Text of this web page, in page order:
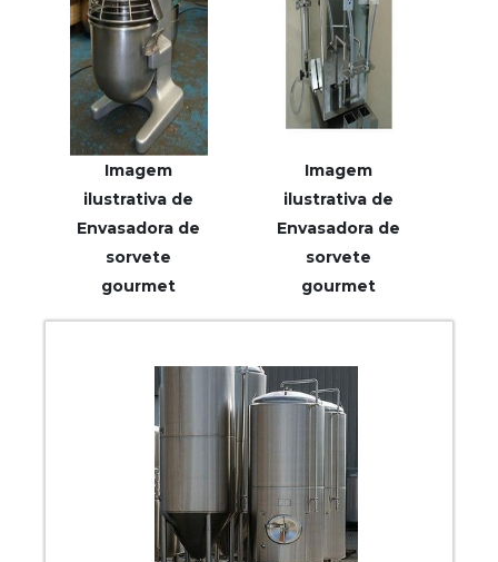
Imagem
ilustrativa de
Envasadora de
sorvete
gourmet
Imagem
ilustrativa de
Envasadora de
sorvete
gourmet